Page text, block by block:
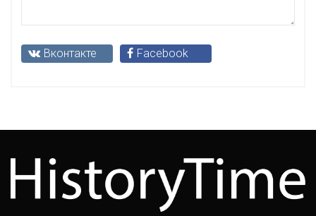
Вконтакте Facebook